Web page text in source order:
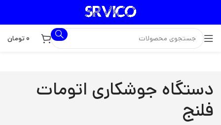
۰ تومان
دستگاه جوشکاری اتومات
فلنج